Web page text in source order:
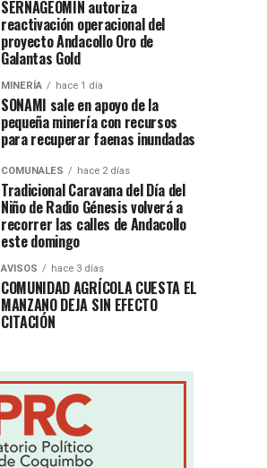
SERNAGEOMIN autoriza
reactivación operacional del
proyecto Andacollo Oro de
Galantas Gold
MINERÍA hace 1 día
SONAMI sale en apoyo de la
pequeña minería con recursos
para recuperar faenas inundadas
COMUNALES hace 2 días
Tradicional Caravana del Día del
Niño de Radio Génesis volverá a
recorrer las calles de Andacollo
este domingo
AVISOS hace 3 días
COMUNIDAD AGRÍCOLA CUESTA EL
MANZANO DEJA SIN EFECTO
CITACIÓN